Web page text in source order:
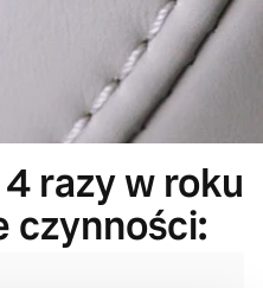
razy w roku
czynności: